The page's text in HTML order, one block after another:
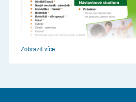
Zobrazit více